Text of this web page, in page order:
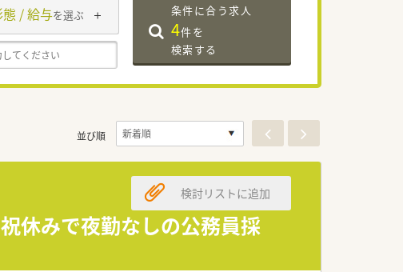
/ 給与を選ぶ 条件に合う求人
4件を
検索する
並び順
祝休みで夜勤なしの公務員採
検討リストに追加